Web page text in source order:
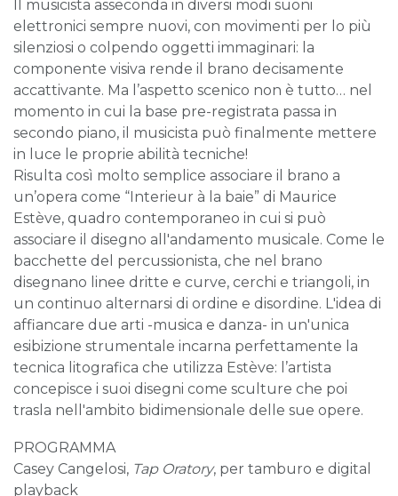
Il musicista asseconda in diversi modi suoni
elettronici sempre nuovi, con movimenti per lo più
silenziosi o colpendo oggetti immaginari: la
componente visiva rende il brano decisamente
accattivante. Ma l’aspetto scenico non è tutto… nel
momento in cui la base pre-registrata passa in
secondo piano, il musicista può finalmente mettere
in luce le proprie abilità tecniche!
Risulta così molto semplice associare il brano a
un’opera come “Interieur à la baie” di Maurice
Estève, quadro contemporaneo in cui si può
associare il disegno all'andamento musicale. Come le
bacchette del percussionista, che nel brano
disegnano linee dritte e curve, cerchi e triangoli, in
un continuo alternarsi di ordine e disordine. L'idea di
affiancare due arti -musica e danza- in un'unica
esibizione strumentale incarna perfettamente la
tecnica litografica che utilizza Estève: l’artista
concepisce i suoi disegni come sculture che poi
trasla nell'ambito bidimensionale delle sue opere.
PROGRAMMA
Casey Cangelosi, Tap Oratory, per tamburo e digital
playback